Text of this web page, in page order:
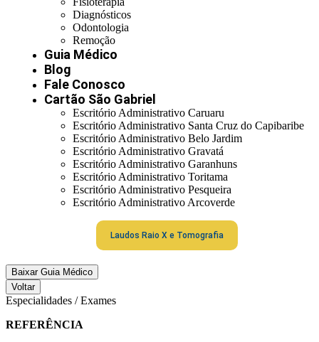
Diagnósticos
Odontologia
Remoção
Guia Médico
Blog
Fale Conosco
Cartão São Gabriel
Escritório Administrativo Caruaru
Escritório Administrativo Santa Cruz do Capibaribe
Escritório Administrativo Belo Jardim
Escritório Administrativo Gravatá
Escritório Administrativo Garanhuns
Escritório Administrativo Toritama
Escritório Administrativo Pesqueira
Escritório Administrativo Arcoverde
Laudos Raio X e Tomografia
Baixar Guia Médico
Voltar
Especialidades / Exames
REFERÊNCIA